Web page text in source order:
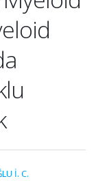
İ. C.